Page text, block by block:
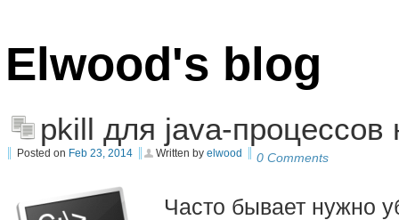
Elwood's blog
pkill для java-процессов
Posted on Feb 23, 2014 Written by elwood 0 Comments
Часто бывает нужно